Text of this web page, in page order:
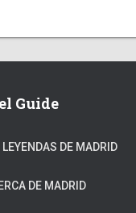
Guide
DE MADRID
DE MADRID